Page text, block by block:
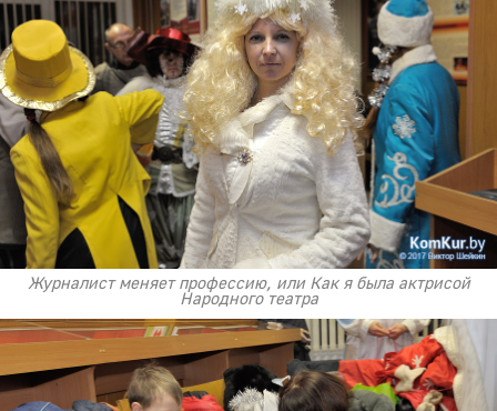
Журналист меняет профессию, или Как я была актрисой
Народного театра